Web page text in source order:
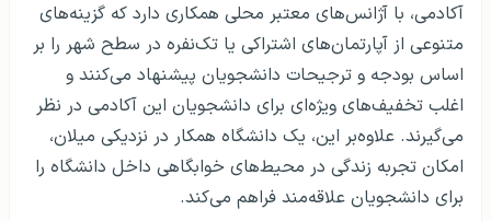
آکادمی، با آژانس‌های معتبر محلی همکاری دارد که گزینه‌های
متنوعی از آپارتمان‌های اشتراکی یا تک‌نفره در سطح شهر را بر
اساس بودجه و ترجیحات دانشجویان پیشنهاد می‌کنند و
اغلب تخفیف‌های ویژه‌ای برای دانشجویان این آکادمی در نظر
می‌گیرند. علاوه‌بر این، یک دانشگاه همکار در نزدیکی میلان،
امکان تجربه زندگی در محیط‌های خوابگاهی داخل دانشگاه را
برای دانشجویان علاقه‌مند فراهم می‌کند.